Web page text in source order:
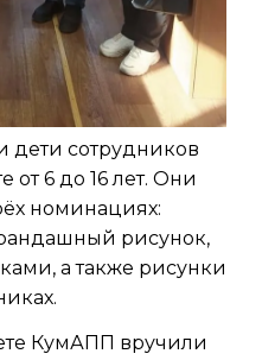
дети сотрудников
от 6 до 16 лет. Они
номинациях:
рисунок,
а также рисунки
КумАПП вручили